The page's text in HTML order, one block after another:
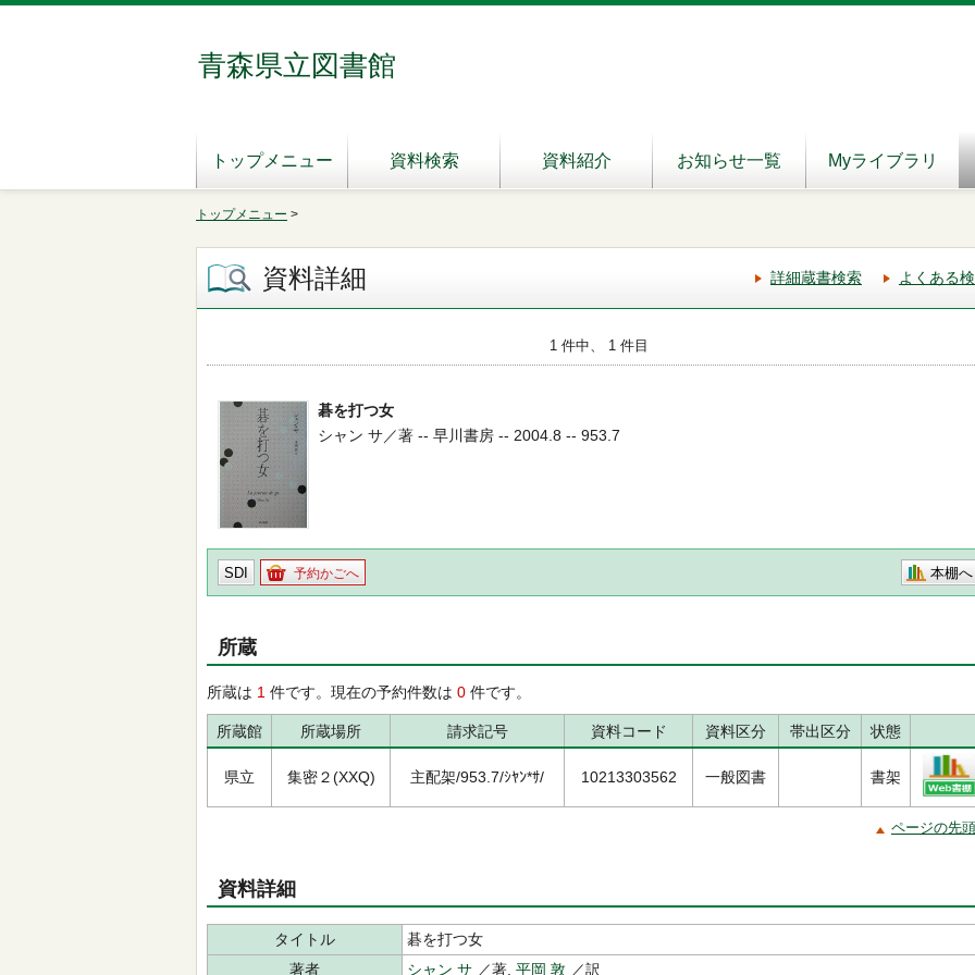
青森県立図書館
トップメニュー 資料検索 資料紹介 お知らせ一覧 Myライブラリ
トップメニュー >
資料詳細 詳細蔵書検索 よくある
1 件中、 1 件目
碁を打つ女
シャン サ／著 -- 早川書房 -- 2004.8 -- 953.7
SDI 予約かごへ 本棚へ
所蔵
所蔵は 1 件です。現在の予約件数は 0 件です。
所蔵館 所蔵場所 請求記号 資料コード 資料区分 帯出区分 状態
県立 集密２(XXQ) 主配架/953.7/ｼﾔﾝ*ｻ/ 10213303562 一般図書 書架
ページの先
資料詳細
タイトル
碁を打つ女
著者
シャン サ ／著, 平岡 敦 ／訳